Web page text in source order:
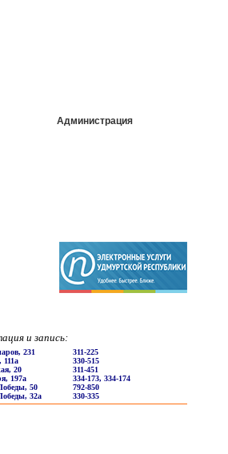
Администрация
и запись:
231
20
197a
50
32а
311-225
330-515
311-451
334-173, 334-174
792-850
330-335